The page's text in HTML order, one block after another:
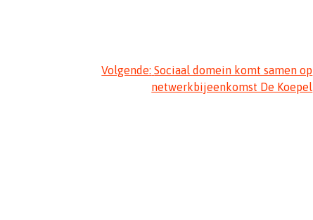
Volgende: Sociaal domein komt samen op
netwerkbijeenkomst De Koepel